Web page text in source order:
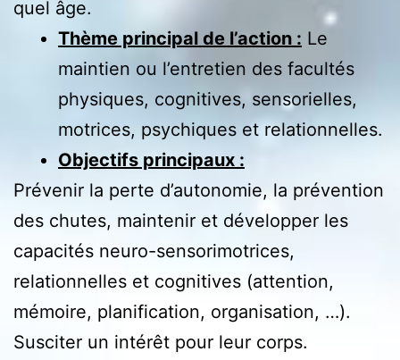
quel âge.
Thème principal de l’action : Le
maintien ou l’entretien des facultés
physiques, cognitives, sensorielles,
motrices, psychiques et relationnelles.
Objectifs principaux :
Prévenir la perte d’autonomie, la prévention
des chutes, maintenir et développer les
capacités neuro-sensorimotrices,
relationnelles et cognitives (attention,
mémoire, planification, organisation, …).
Susciter un intérêt pour leur corps.